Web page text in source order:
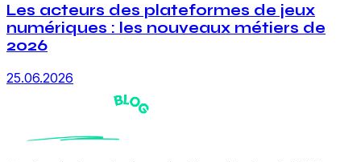
Les acteurs des plateformes de jeux
numériques : les nouveaux métiers de
2026
25.06.2026